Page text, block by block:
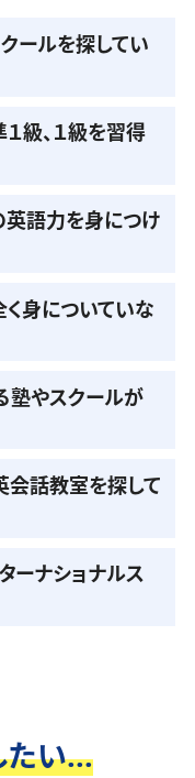
ールを探してい
１級、１級を習得
英語力を身につけ
身についていな
塾やスクールが
話教室を探して
ーナショナルス
たい...